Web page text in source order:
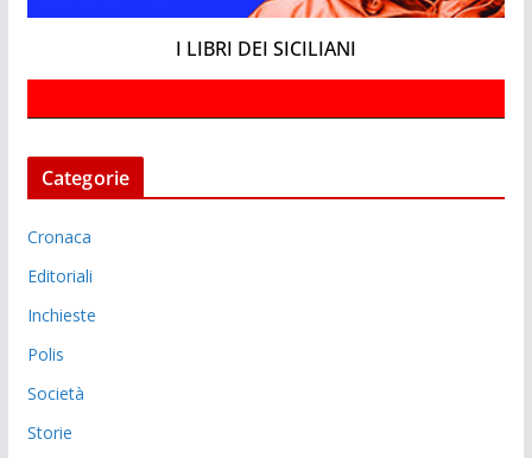
I LIBRI DEI SICILIANI
Categorie
Cronaca
Editoriali
Inchieste
Polis
Società
Storie